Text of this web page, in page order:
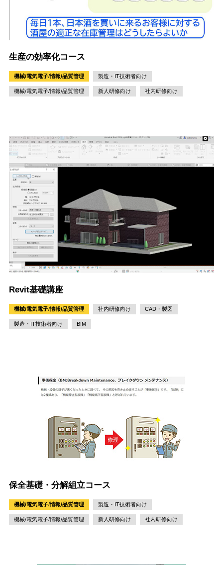
生産の効率化コース
機械/電気電子/情報/品質管理 製造・IT技術者向け
機械/電気電子/情報/品質管理 新人研修向け 社内研修向け
Revit基礎講座
機械/電気電子/情報/品質管理 社内研修向け CAD・製図
製造・IT技術者向け BIM
保全基礎・分解組立コース
機械/電気電子/情報/品質管理 製造・IT技術者向け
機械/電気電子/情報/品質管理 新人研修向け 社内研修向け